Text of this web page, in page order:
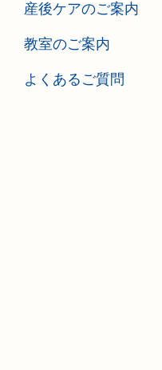
産後ケアのご案内
教室のご案内
よくあるご質問